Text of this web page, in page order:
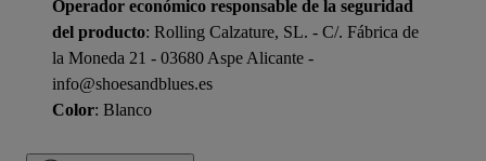
Operador económico responsable de la seguridad
del producto: Rolling Calzature, SL. - C/. Fábrica de
la Moneda 21 - 03680 Aspe Alicante -
info@shoesandblues.es
Color: Blanco